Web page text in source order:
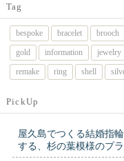
Tag
bespoke bracelet brooch
gold
information jewelry
remake
ring shell
PickUp
屋久島でつくる結婚指
する、杉の葉模様のプ